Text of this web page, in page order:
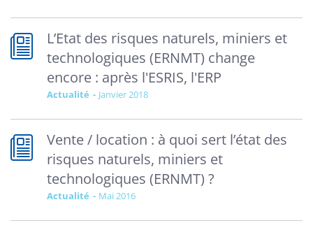
L’Etat des risques naturels, miniers et
technologiques (ERNMT) change
encore : après l'ESRIS, l'ERP
Actualité janvier 2018
Vente / location : à quoi sert l’état des
risques naturels, miniers et
technologiques (ERNMT) ?
Actualité mai 2016